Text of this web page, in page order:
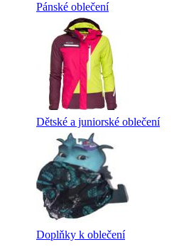
Pánské oblečení
Dětské a juniorské oblečení
Doplňky k oblečení